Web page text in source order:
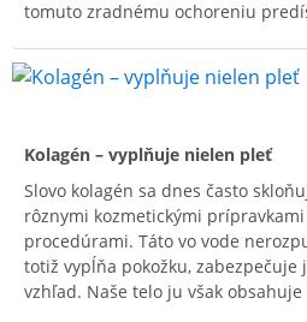
tomuto zradnému ochoreniu
Kolagén – vyplňuje nielen pleť
Slovo kolagén sa dnes často
rôznymi kozmetickými
procedúrami. Táto vo vode
totiž vypĺňa pokožku,
vzhľad. Naše telo ju však